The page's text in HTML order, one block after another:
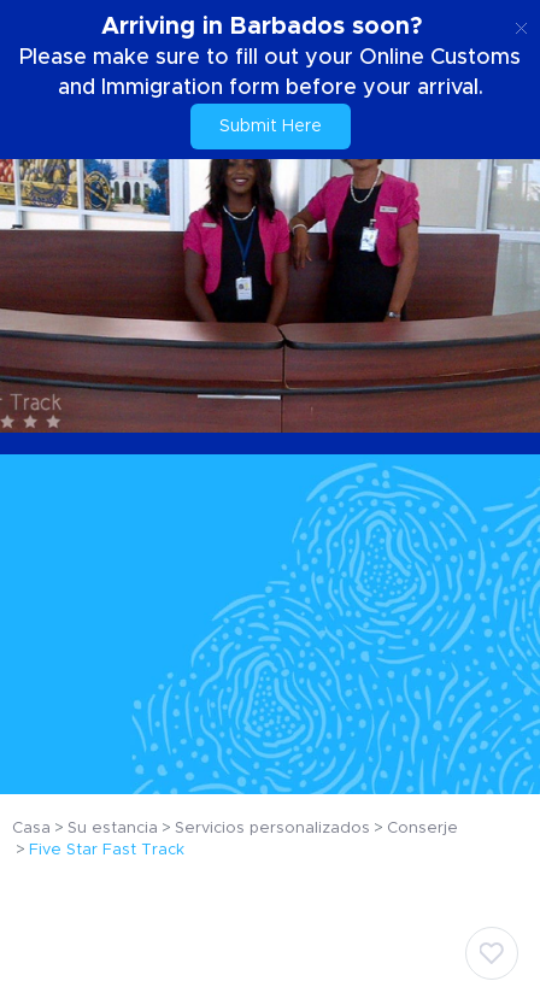
Arriving in Barbados soon?
Please make sure to fill out your Online Customs
and Immigration form before your arrival.
Submit Here
Casa Su estancia Servicios personalizados
Conserje
Five Star Fast Track